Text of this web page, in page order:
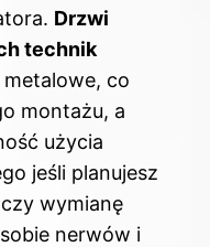
Drzwi
technik
co
montażu, a
użycia
jeśli planujesz
wymianę
nerwów i